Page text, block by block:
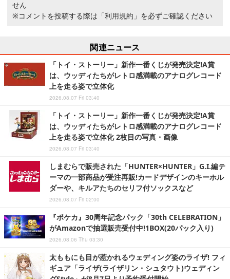
せん
※コメントを投稿する際は 「利用規約」 を必ずご確認ください
関連ニュース
「トイ・ストーリー」新作一番くじが発売決定!A賞
は、ウッディたちがレトロ感満載のアナログレコード
上を走る姿で立体化
2026.08.07 Fri 03:40
「トイ・ストーリー」新作一番くじが発売決定!A賞
は、ウッディたちがレトロ感満載のアナログレコード
上を走る姿で立体化 2枚目の写真・画像
2026.08.07 Fri 03:40
しまむらで販売された「HUNTER×HUNTER」G.I.編テ
ーマの一部商品が受注再販!カードデザインのキーホル
ダーや、キルアたちのセリフ付ソックスなど
2026.08.07 Fri 02:00
『ポケカ』30周年記念パック「30th CELEBRATION」
がAmazonで抽選販売受付中!1BOX(20パック入り)
2026.08.06 Thu 03:30
太ももにも目が惹かれるウェディング姿のライザ! フィ
ギュア「ライザ(ライザリン・シュタウト)ウェディン